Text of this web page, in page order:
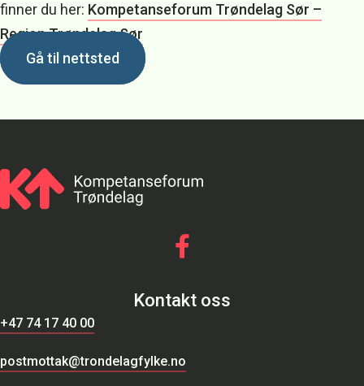
finner du her: Kompetanseforum Trøndelag Sør –
Region Trøndelag Sør
Gå til nettsted
Gå til vår Facebook
Kontakt oss
+47 74 17 40 00
postmottak@trondelagfylke.no